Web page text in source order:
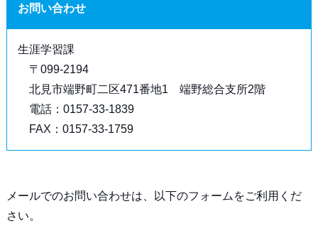
お問い合わせ
生涯学習課
〒099-2194
北見市端野町二区471番地1 端野総合支所2階
電話：0157-33-1839
FAX：0157-33-1759
メールでのお問い合わせは、以下のフォームをご利用くだ
さい。